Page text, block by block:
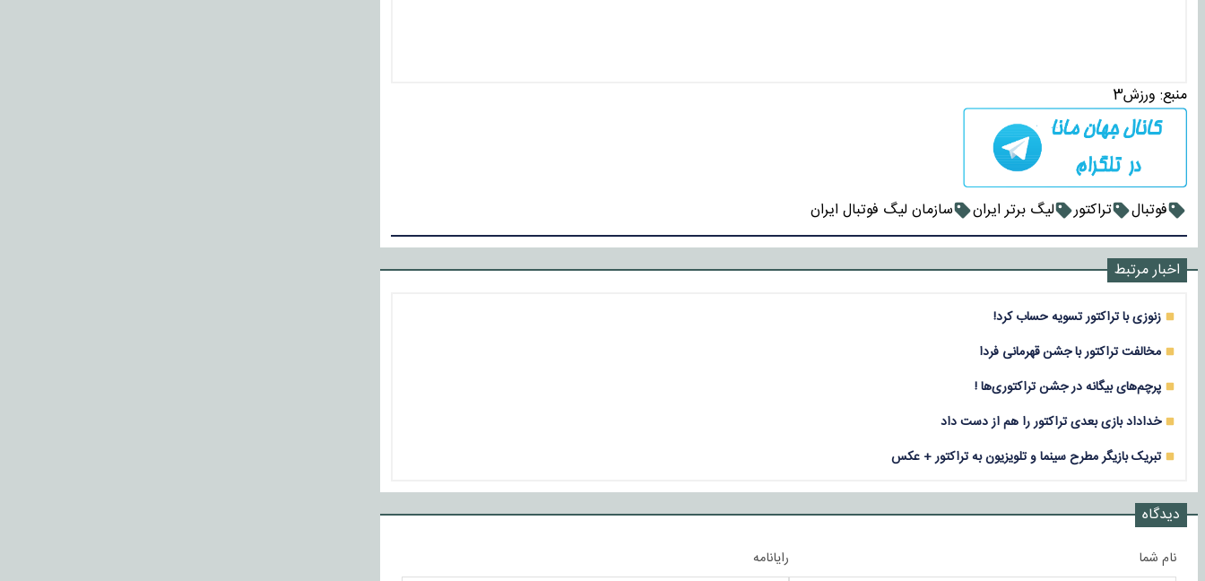
منبع: ورزش3
فوتبال تراکتور لیگ برتر ایران سازمان لیگ فوتبال ایران
اخبار مرتبط
زنوزی با تراکتور تسویه حساب کرد!
مخالفت تراکتور با جشن قهرمانی فردا
پرچم‌های بیگانه در جشن تراکتوری‌ها !
خداداد بازی بعدی تراکتور را هم از دست داد
تبریک بازیگر مطرح سینما و تلویزیون به تراکتور + عکس
دیدگاه
نام شما رایانامه